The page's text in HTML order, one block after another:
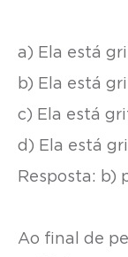
a) Ela está
b) Ela está
c) Ela está
d) Ela está
Resposta: b)
Ao final de